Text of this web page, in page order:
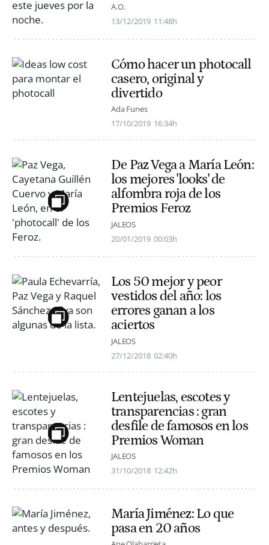
A.O.
13/12/2019 11:48h
Cómo hacer un photocall
casero, original y
divertido
Ada Funes
17/10/2019 16:34h
De Paz Vega a María León:
los mejores 'looks' de
alfombra roja de los
Premios Feroz
JALEOS
20/01/2019 00:03h
Los 50 mejor y peor
vestidos del año: los
errores ganan a los
aciertos
JALEOS
27/12/2018 02:40h
Lentejuelas, escotes y
transparencias : gran
desfile de famosos en los
Premios Woman
JALEOS
31/10/2018 12:42h
María Jiménez: Lo que
pasa en 20 años